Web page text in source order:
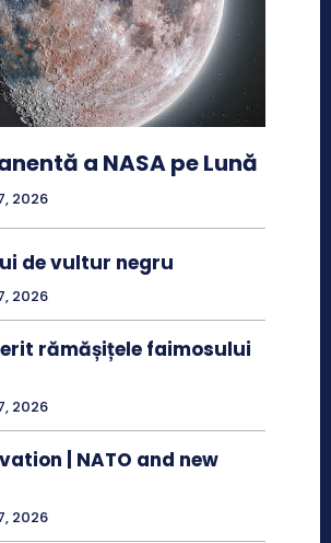
a NASA pe Lună
2026
de vultur negru
2026
rămășițele faimosului
2026
| NATO and new
2026